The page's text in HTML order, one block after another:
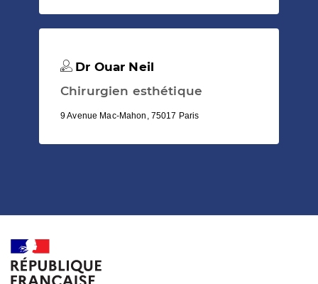
Dr Ouar Neil
Chirurgien esthétique
9 Avenue Mac-Mahon, 75017 Paris